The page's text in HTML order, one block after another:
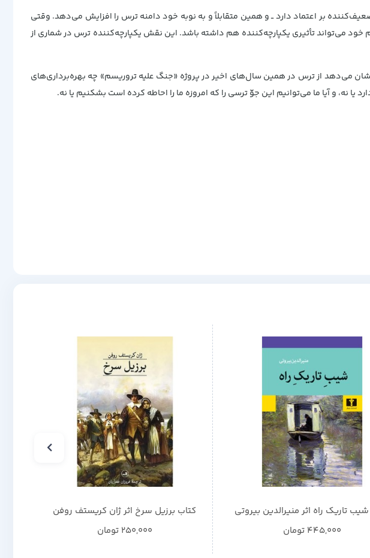
بر اعتماد دارد ــ و همین متقابلاً و به نوبه خود دامنه ترس را افزایش می‌‌دهد. وقتی
می‌‌تواند تأثیری یکپارچه‌‌کننده هم داشته باشد. این نقش یکپارچه‌‌کننده ترس در شماری از
از ترس در همین سال‌های اخیر در پروژه «جنگ علیه تروریسم» چه بهره‌‌برداری‌های
و آیا ما می‌‌توانیم این جوّ ترسی را که امروزه ما را احاطه کرده است بشکنیم یا نه.
تاریک راه اثر منیرالدین بیروتی
445,000 تومان
کتاب برزیل سرخ اثر ژان کریستف روفن
250,000 تومان